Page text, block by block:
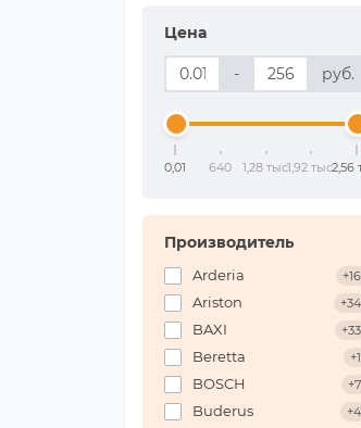
Цена
- руб.
0,01 640 1,28 тыс.1,92 тыс.2,56
Производитель
Arderia +16
Ariston +34
BAXI +33
Beretta +1
BOSCH +7
Buderus +4